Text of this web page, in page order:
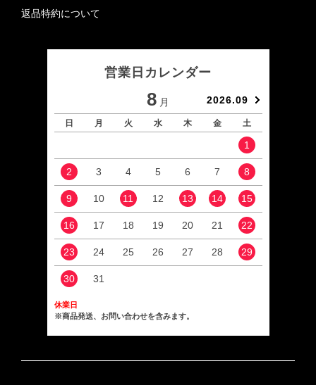
返品特約について
営業日カレンダー
8 月 2026.09
日 月 火 水 木 金 土
1
2 3 4 5 6 7 8
9 10 11 12 13 14 15
16 17 18 19 20 21 22
23 24 25 26 27 28 29
30 31
休業日
※商品発送、お問い合わせを含みます。